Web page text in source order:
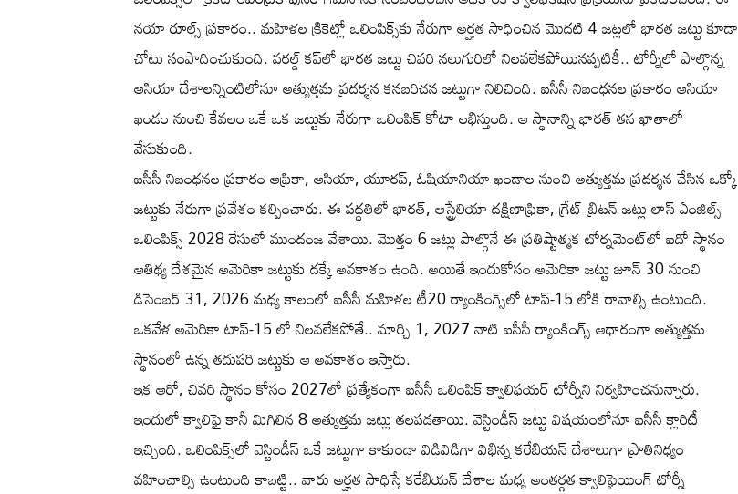
నయా రూల్స్ ప్రకారం.. మహిళల క్రికెట్లో ఒలింపిక్స్‌కు నేరుగా అర్హత సాధించిన మొదటి 4 జట్లలో భారత జట్టు కూడా
చోటు సంపాదించుకుంది. వరల్డ్ కప్‌లో భారత జట్టు చివరి నలుగురిలో నిలవలేకపోయినప్పటికీ.. టోర్నీలో పాల్గొన్న
ఆసియా దేశాలన్నింటిలోనూ అత్యుత్తమ ప్రదర్శన కనబరిచన జట్టుగా నిలిచింది. ఐసీసీ నిబంధనల ప్రకారం ఆసియా
ఖండం నుంచి కేవలం ఒకే ఒక జట్టుకు నేరుగా ఒలింపిక్ కోటా లభిస్తుంది. ఆ స్థానాన్ని భారత్ తన ఖాతాలో
వేసుకుంది.
ఐసీసీ నిబంధనల ప్రకారం ఆఫ్రికా, ఆసియా, యూరప్, ఓషియానియా ఖండాల నుంచి అత్యుత్తమ ప్రదర్శన చేసిన ఒక్కో
జట్టుకు నేరుగా ప్రవేశం కల్పించారు. ఈ పద్ధతిలో భారత్, ఆస్ట్రేలియా దక్షిణాఫ్రికా, గ్రేట్ బ్రిటన్ జట్లు లాస్ ఏంజిల్స్
ఒలింపిక్స్ 2028 రేసులో ముందంజ వేశాయి. మొత్తం 6 జట్లు పాల్గొనే ఈ ప్రతిష్టాత్మక టోర్నమెంట్‌లో ఐదో స్థానం
ఆతిథ్య దేశమైన అమెరికా జట్టుకు దక్కే అవకాశం ఉంది. అయితే ఇందుకోసం అమెరికా జట్టు జూన్ 30 నుంచి
డిసెంబర్ 31, 2026 మధ్య కాలంలో ఐసీసీ మహిళల టీ20 ర్యాంకింగ్స్‌లో టాప్-15 లోకి రావాల్సి ఉంటుంది.
ఒకవేళ అమెరికా టాప్-15 లో నిలవలేకపోతే.. మార్చి 1, 2027 నాటి ఐసీసీ ర్యాంకింగ్స్ ఆధారంగా అత్యుత్తమ
స్థానంలో ఉన్న తదుపరి జట్టుకు ఆ అవకాశం ఇస్తారు.
ఇక ఆరో, చివరి స్థానం కోసం 2027లో ప్రత్యేకంగా ఐసీసీ ఒలింపిక్ క్వాలిఫయర్ టోర్నీని నిర్వహించనున్నారు.
ఇందులో క్వాలిఫై కానీ మిగిలిన 8 అత్యుత్తమ జట్లు తలపడతాయి. వెస్టిండీస్ జట్టు విషయంలోనూ ఐసీసీ క్లారిటీ
ఇచ్చింది. ఒలింపిక్స్‌లో వెస్టిండీస్ ఒకే జట్టుగా కాకుండా విడివిడిగా విభిన్న కరేబియన్ దేశాలుగా ప్రాతినిధ్యం
వహించాల్సి ఉంటుంది కాబట్టి.. వారు అర్హత సాధిస్తే కరేబియన్ దేశాల మధ్య అంతర్గత క్వాలిఫైయింగ్ టోర్నీ